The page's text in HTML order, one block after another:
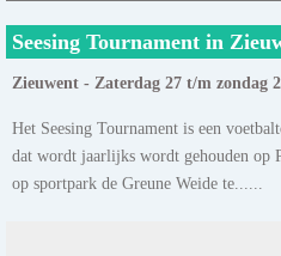
Seesing Tournament in
Zieuwent - Zaterdag 27 t/m zondag
Het Seesing Tournament is een
dat wordt jaarlijks wordt gehouden op
op sportpark de Greune Weide te......